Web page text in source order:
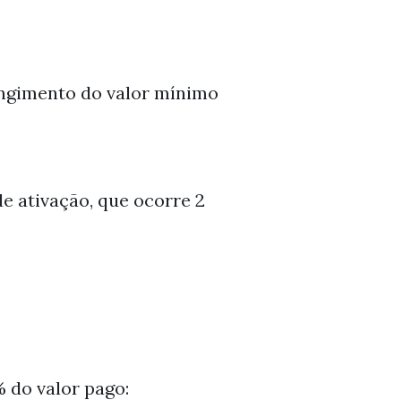
do valor mínimo
ativação, que ocorre 2
do valor pago: